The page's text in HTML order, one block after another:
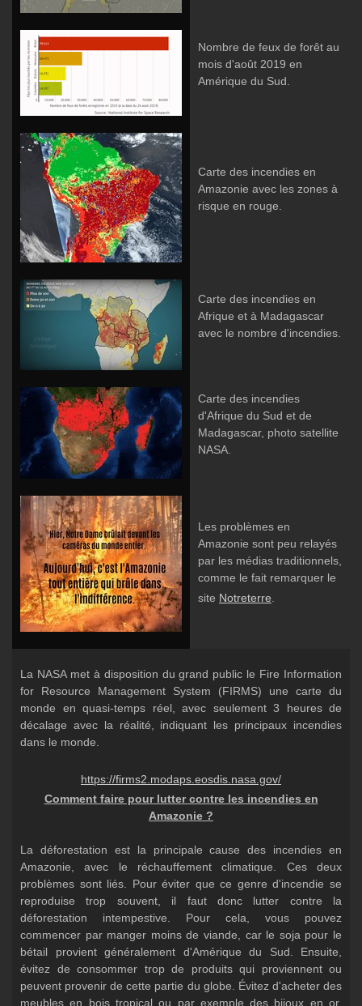
Nombre de feux de forêt au
mois d'août 2019 en
Amérique du Sud.
Carte des incendies en
Amazonie avec les zones à
risque en rouge.
Carte des incendies en
Afrique et à Madagascar
avec le nombre d'incendies.
Carte des incendies
d'Afrique du Sud et de
Madagascar, photo satellite
NASA.
Les problèmes en
Amazonie sont peu relayés
par les médias traditionnels,
comme le fait remarquer le
site Notreterre
La NASA met à disposition du grand public le Fire Information
for Resource Management System (FIRMS) une carte du
monde en quasi-temps réel, avec seulement 3 heures de
décalage avec la réalité, indiquant les principaux incendies
dans le monde.
https://firms2.modaps.eosdis.nasa.gov/
Comment faire pour lutter contre les incendies en
Amazonie ?
La déforestation est la principale cause des incendies en
Amazonie, avec le réchauffement climatique. Ces deux
problèmes sont liés. Pour éviter que ce genre d'incendie se
reproduise trop souvent, il faut donc lutter contre la
déforestation intempestive. Pour cela, vous pouvez
commencer par manger moins de viande, car le soja pour le
bétail provient généralement d'Amérique du Sud. Ensuite,
évitez de consommer trop de produits qui proviennent ou
peuvent provenir de cette partie du globe. Évitez d'acheter des
meubles en bois tropical ou par exemple des bijoux en or,